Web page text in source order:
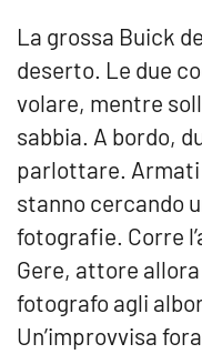
La grossa Buick
deserto. Le due
volare, mentre
sabbia. A bordo,
parlottare.
stanno cercando
fotografie. Corre
Gere, attore
fotografo agli
Un’improvvisa